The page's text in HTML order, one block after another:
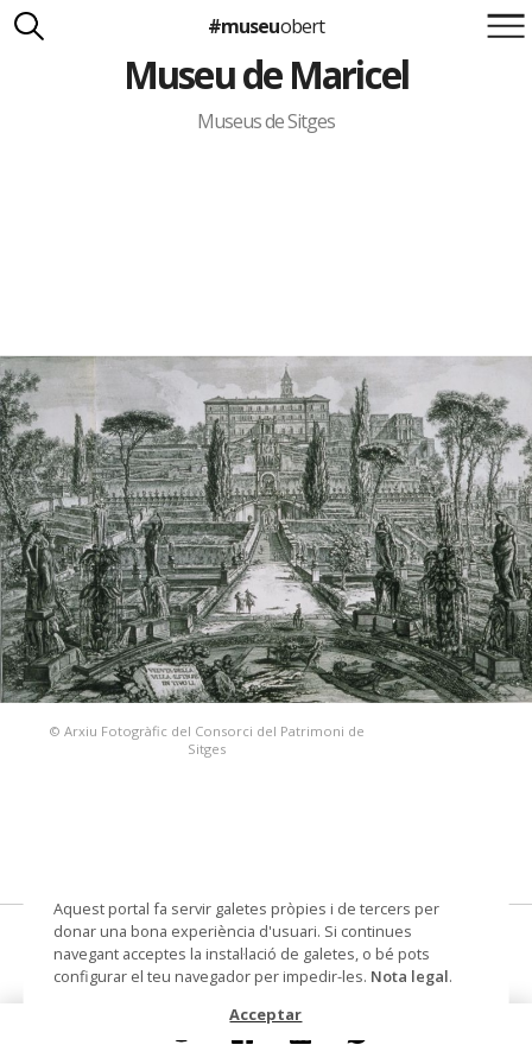
Suma't a la iniciativa
Carlota Royo
Francesca Barcellona
#museuobert
Museu de Maricel
Museus de Sitges
© Arxiu Fotogràfic del Consorci del Patrimoni de
Sitges
La vila d'Este a Tívoli
gravat
Aquest portal fa servir galetes pròpies i de tercers per
donar una bona experiència d'usuari. Si continues
navegant acceptes la instal·lació de galetes, o bé pots
configurar el teu navegador per impedir-les. Nota legal.
Acceptar